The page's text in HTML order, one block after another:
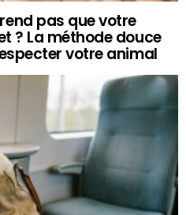
pas que votre
? La méthode douce
votre animal